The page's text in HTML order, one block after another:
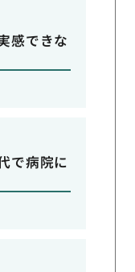
感できな
で病院に